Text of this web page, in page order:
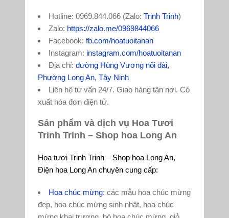
Hotline: 0969.844.066 (Zalo: Trinh Trinh)
Zalo: https://zalo.me/0969844066
Facebook: fb.com/hoatuoitanan
Instagram: instagram.com/hoatuoitanan
Địa chỉ: đường Hùng Vương nối dài,
Phường Long An, Tây Ninh
Liên hệ tư vấn 24/7. Giao hàng tận nơi. Có
xuất hóa đơn điện tử.
Sản phẩm và dịch vụ Hoa Tươi
Trinh Trinh – Shop hoa Long An
Hoa tươi Trinh Trinh – Shop hoa Long An,
Điện hoa Long An chuyên cung cấp:
Hoa chúc mừng: các mẫu hoa chúc mừng
đẹp, hoa chúc mừng sinh nhật, hoa chúc